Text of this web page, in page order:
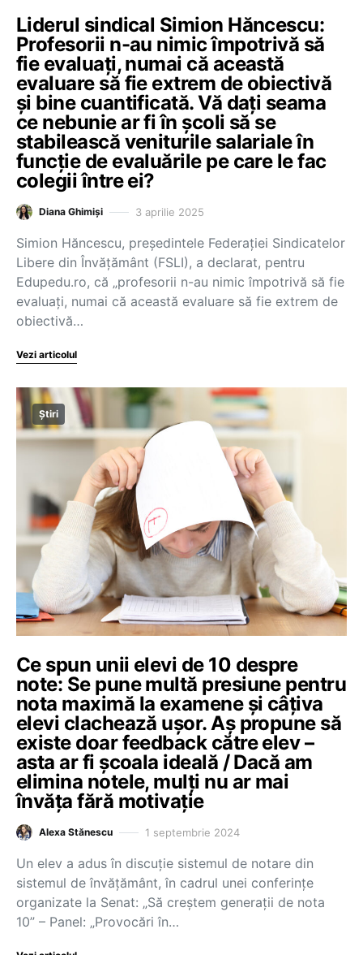
Liderul sindical Simion Hăncescu:
Profesorii n-au nimic împotrivă să
fie evaluați, numai că această
evaluare să fie extrem de obiectivă
și bine cuantificată. Vă dați seama
ce nebunie ar fi în școli să se
stabilească veniturile salariale în
funcție de evaluările pe care le fac
colegii între ei?
Diana Ghimiși 3 aprilie 2025
Simion Hăncescu, președintele Federației Sindicatelor
Libere din Învățământ (FSLI), a declarat, pentru
Edupedu.ro, că „profesorii n-au nimic împotrivă să fie
evaluați, numai că această evaluare să fie extrem de
obiectivă…
Vezi articolul
Știri
Ce spun unii elevi de 10 despre
note: Se pune multă presiune pentru
nota maximă la examene și câțiva
elevi clachează ușor. Aș propune să
existe doar feedback către elev –
asta ar fi școala ideală / Dacă am
elimina notele, mulți nu ar mai
învăța fără motivație
Alexa Stănescu 1 septembrie 2024
Un elev a adus în discuție sistemul de notare din
sistemul de învățământ, în cadrul unei conferințe
organizate la Senat: „Să creștem generații de nota
10” – Panel: „Provocări în…